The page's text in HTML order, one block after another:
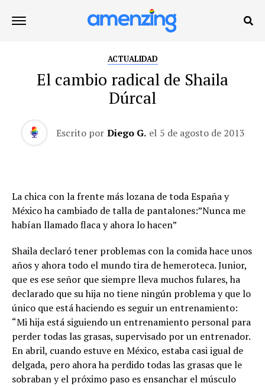
ACTUALIDAD
El cambio radical de Shaila
Dúrcal
Escrito por Diego G. el 5 de agosto de 2013
La chica con la frente más lozana de toda España y
México ha cambiado de talla de pantalones:”Nunca me
habían llamado flaca y ahora lo hacen”
Shaila declaró tener problemas con la comida hace unos
años y ahora todo el mundo tira de hemeroteca. Junior,
que es ese señor que siempre lleva muchos fulares, ha
declarado que su hija no tiene ningún problema y que lo
único que está haciendo es seguir un entrenamiento:
“Mi hija está siguiendo un entrenamiento personal para
perder todas las grasas, supervisado por un entrenador.
En abril, cuando estuve en México, estaba casi igual de
delgada, pero ahora ha perdido todas las grasas que le
sobraban y el próximo paso es ensanchar el músculo